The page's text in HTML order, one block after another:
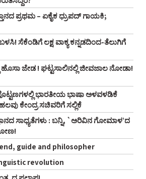
ಪ್ರಥಮ – ಏಕೈಕ ಧ್ರುಪದ್‌ ಗಾಯಕಿ;
ಸೆಕೆಂಡಿಗೆ ಲಕ್ಷ ವಾಕ್ಯ ಕನ್ನಡದಿಂದ-ತೆಲುಗಿಗೆ
ಜೇಡ ! ಘಟ್ಟಸಾಲಿನಲ್ಲಿ ಜೀವಜಾಲ ನೋಡಾ!
ಭಾರತೀಯ ಭಾಷಾ ಅಳವಳಡಿಕೆ
ಕೇಂದ್ರ ಸಚಿವರಿಗೆ ಸಲ್ಲಿಕೆ
ಸಾಧ್ಯತೆಗಳು : ಬನ್ನಿ, `ಅರಿವಿನ ಗೋಮಾಳ’ದ
guide and philosopher
revolution